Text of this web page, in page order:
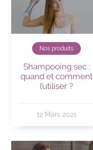
Nos produits
Shampooing sec :
quand et comment
l’utiliser ?
12 Mars 2021